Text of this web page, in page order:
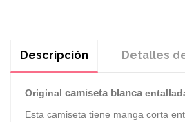
Descripción Detalles
Original camiseta blanca
Esta camiseta tiene manga corta